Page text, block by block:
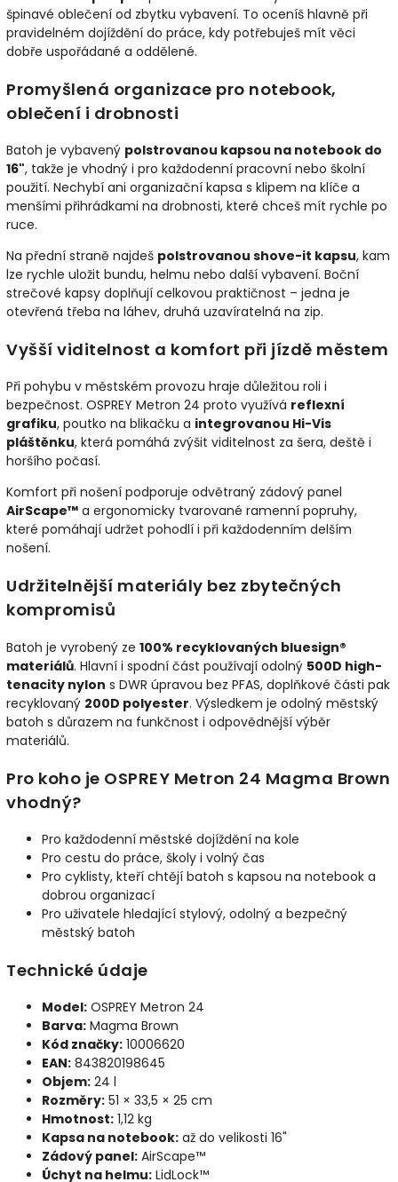
špinavé oblečení od zbytku vybavení. To oceníš hlavně při
pravidelném dojíždění do práce, kdy potřebuješ mít věci
dobře uspořádané a oddělené.
Promyšlená organizace pro notebook,
oblečení i drobnosti
Batoh je vybavený polstrovanou kapsou na notebook do
16", takže je vhodný i pro každodenní pracovní nebo školní
použití. Nechybí ani organizační kapsa s klipem na klíče a
menšími přihrádkami na drobnosti, které chceš mít rychle po
ruce.
Na přední straně najdeš polstrovanou shove-it kapsu, kam
lze rychle uložit bundu, helmu nebo další vybavení. Boční
strečové kapsy doplňují celkovou praktičnost – jedna je
otevřená třeba na láhev, druhá uzavíratelná na zip.
Vyšší viditelnost a komfort při jízdě městem
Při pohybu v městském provozu hraje důležitou roli i
bezpečnost. OSPREY Metron 24 proto využívá reflexní
grafiku, poutko na blikačku a integrovanou Hi-Vis
pláštěnku, která pomáhá zvýšit viditelnost za šera, deště i
horšího počasí.
Komfort při nošení podporuje odvětraný zádový panel
AirScape™ a ergonomicky tvarované ramenní popruhy,
které pomáhají udržet pohodlí i při každodenním delším
nošení.
Udržitelnější materiály bez zbytečných
kompromisů
Batoh je vyrobený ze 100% recyklovaných bluesign®
materiálů. Hlavní i spodní část používají odolný 500D high-
tenacity nylon s DWR úpravou bez PFAS, doplňkové části pak
recyklovaný 200D polyester. Výsledkem je odolný městský
batoh s důrazem na funkčnost i odpovědnější výběr
materiálů.
Pro koho je OSPREY Metron 24 Magma Brown
vhodný?
Pro každodenní městské dojíždění na kole
Pro cestu do práce, školy i volný čas
Pro cyklisty, kteří chtějí batoh s kapsou na notebook a
dobrou organizací
Pro uživatele hledající stylový, odolný a bezpečný
městský batoh
Technické údaje
Model: OSPREY Metron 24
Barva: Magma Brown
Kód značky: 10006620
EAN: 843820198645
Objem: 24 l
Rozměry: 51 × 33,5 × 25 cm
Hmotnost: 1,12 kg
Kapsa na notebook: až do velikosti 16"
Zádový panel: AirScape™
Úchyt na helmu: LidLock™